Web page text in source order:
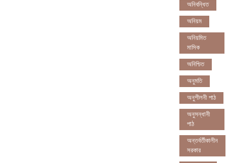
অনিবন্ধিত
অনিয়ম
অনিয়মিত
মাসিক
অনিশ্চিত
অনুমতি
অনুশীলনী পাঠ
অনুসন্ধানী
পাঠ
অন্তর্বর্তীকালীন
সরকার